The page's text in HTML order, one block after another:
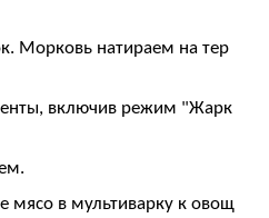
Морковь натираем на тер
включив режим "Жарк
мясо в мультиварку к овощ